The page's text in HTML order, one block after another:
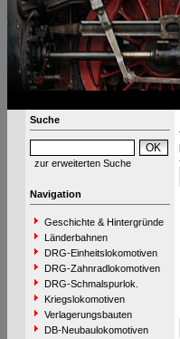
Suche
zur erweiterten Suche
Navigation
Geschichte & Hintergründe
Länderbahnen
DRG-Einheitslokomotiven
DRG-Zahnradlokomotiven
DRG-Schmalspurlok.
Kriegslokomotiven
Verlagerungsbauten
DB-Neubaulokomotiven